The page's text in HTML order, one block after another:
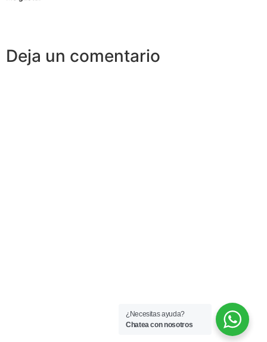
Deja un comentario
¿Necesitas ayuda?
Chatea con nosotros